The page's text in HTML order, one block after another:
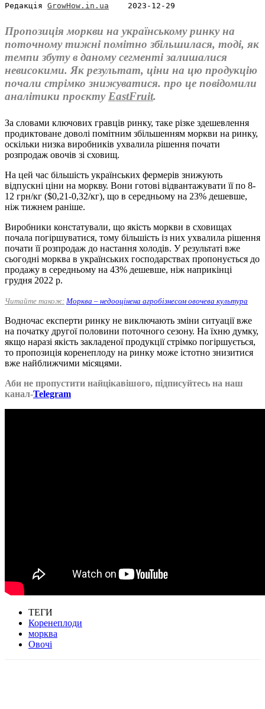
Редакція GrowHow.in.ua 2023-12-29
Пропозиція моркви на українському ринку на
поточному тижні помітно збільшилася, тоді, як
темпи збуту в даному сегменті залишалися
невисокими. Як результат, ціни на цю продукцію
почали стрімко знижуватися. про це повідомили
аналітики проєкту EastFruit.
За словами ключових гравців ринку, таке різке здешевлення
продиктоване доволі помітним збільшенням моркви на ринку,
оскільки низка виробників ухвалила рішення почати
розпродаж овочів зі сховищ.
На цей час більшість українських фермерів знижують
відпускні ціни на моркву. Вони готові відвантажувати її по 8-
12 грн/кг ($0,21-0,32/кг), що в середньому на 23% дешевше,
ніж тижнем раніше.
Виробники констатували, що якість моркви в сховищах
почала погіршуватися, тому більшість із них ухвалила рішення
почати її розпродаж до настання холодів. У результаті вже
сьогодні морква в українських господарствах пропонується до
продажу в середньому на 43% дешевше, ніж наприкінці
грудня 2022 р.
Читайте також: Морква – недооцінена агробізнесом овочева культура
Водночас експерти ринку не виключають зміни ситуації вже
на початку другої половини поточного сезону. На їхню думку,
якщо наразі якість закладеної продукції стрімко погіршується,
то пропозиція коренеплоду на ринку може істотно знизитися
вже найближчими місяцями.
Аби не пропустити найцікавішого, підписуйтесь на наш
канал-Telegram
ТЕГИ
Коренеплоди
морква
Овочі